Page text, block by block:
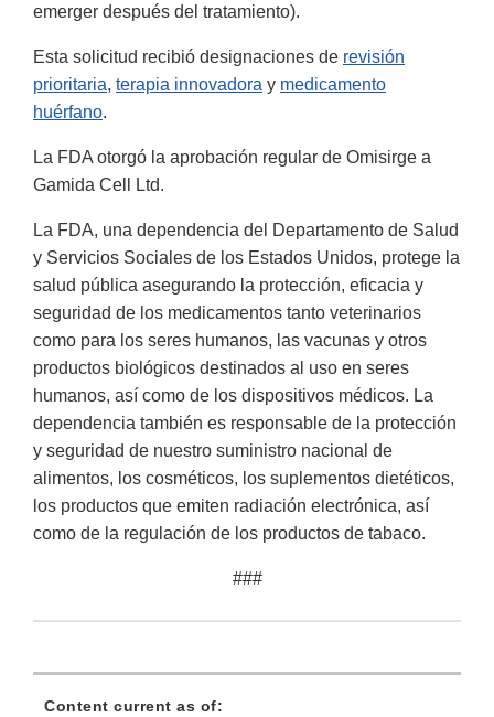
emerger después del tratamiento).
Esta solicitud recibió designaciones de revisión
prioritaria, terapia innovadora y medicamento
huérfano.
La FDA otorgó la aprobación regular de Omisirge a
Gamida Cell Ltd.
La FDA, una dependencia del Departamento de Salud
y Servicios Sociales de los Estados Unidos, protege la
salud pública asegurando la protección, eficacia y
seguridad de los medicamentos tanto veterinarios
como para los seres humanos, las vacunas y otros
productos biológicos destinados al uso en seres
humanos, así como de los dispositivos médicos. La
dependencia también es responsable de la protección
y seguridad de nuestro suministro nacional de
alimentos, los cosméticos, los suplementos dietéticos,
los productos que emiten radiación electrónica, así
como de la regulación de los productos de tabaco.
###
Content current as of: